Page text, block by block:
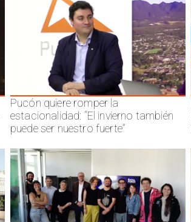
Pucón quiere romper la
estacionalidad: “El invierno también
puede ser nuestro fuerte”